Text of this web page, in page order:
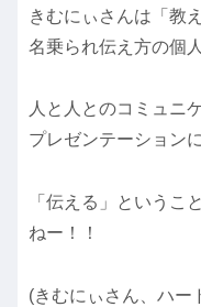
きむにぃさんは「教
名乗られ伝え方の個
人と人とのコミュニ
プレゼンテーション
「伝える」というこ
ねー！！
(きむにぃさん、ハー